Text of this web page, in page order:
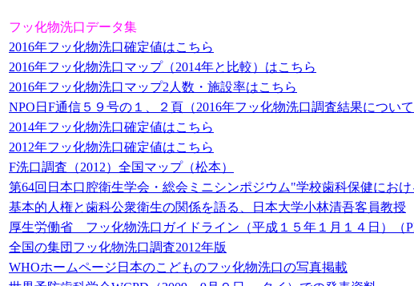
フッ化物洗口データ集
2016年フッ化物洗口確定値はこちら
2016年フッ化物洗口マップ（2014年と比較）はこちら
2016年フッ化物洗口マップ2人数・施設率はこちら
NPO日F通信５９号の１、２頁（2016年フッ化物洗口調査結果について
2014年フッ化物洗口確定値はこちら
2012年フッ化物洗口確定値はこちら
F洗口調査（2012）全国マップ（松本）
第64回日本口腔衛生学会・総会ミニシンポジウム"学校歯科保健にお
基本的人権と歯科公衆衛生の関係を語る、日本大学小林清吾客員教授
厚生労働省 フッ化物洗口ガイドライン（平成１５年１月１４日）（
全国の集団フッ化物洗口調査2012年版
WHOホームページ日本のこどものフッ化物洗口の写真掲載